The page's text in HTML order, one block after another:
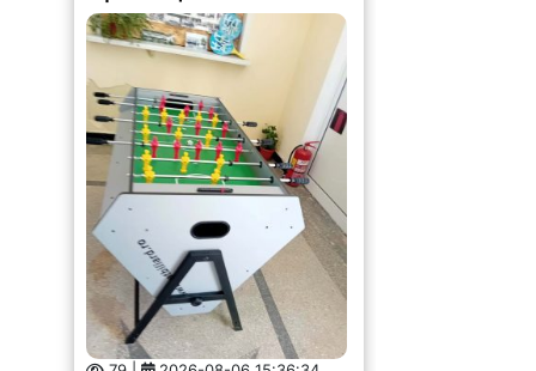
79 | 2026-08-06 15:36:34
Създаден е като място за срещи,
приятелства, забавление и
общуване – без телефони и
екрани, но с много усмивки,
емоции и споделени мигове.